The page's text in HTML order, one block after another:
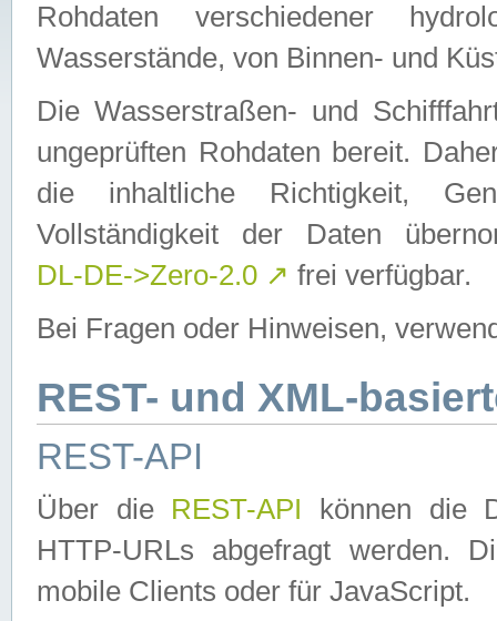
Rohdaten verschiedener
Wasserstände, von Binnen- und
Die Wasserstraßen- und
ungeprüften Rohdaten bereit.
die inhaltliche Richtigkeit,
Vollständigkeit der Daten
DL-DE->Zero-2.0 ↗ frei verfügbar.
Bei Fragen oder Hinweisen,
REST- und XML-
REST-API
Über die REST-API können die
HTTP-URLs abgefragt werden.
mobile Clients oder für JavaScript.